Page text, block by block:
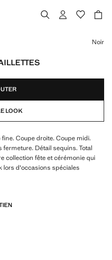
Noir
LOOK
Coupe droite. Coupe midi.
fermeture. Détail sequins. Total
collection fête et cérémonie qui
lors d'occasions spéciales